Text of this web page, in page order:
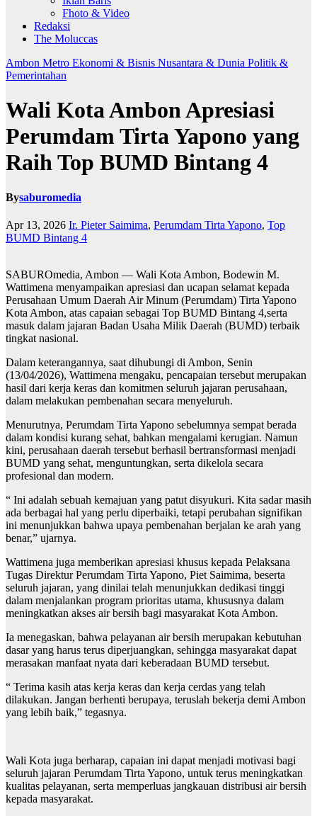
Fhoto & Video
Redaksi
The Moluccas
Ambon Metro Ekonomi & Bisnis Nusantara & Dunia Politik &
Pemerintahan
Wali Kota Ambon Apresiasi
Perumdam Tirta Yapono yang
Raih Top BUMD Bintang 4
Bysaburomedia
Apr 13, 2026 Ir. Pieter Saimima, Perumdam Tirta Yapono, Top
BUMD Bintang 4
SABUROmedia, Ambon — Wali Kota Ambon, Bodewin M.
Wattimena menyampaikan apresiasi dan ucapan selamat kepada
Perusahaan Umum Daerah Air Minum (Perumdam) Tirta Yapono
Kota Ambon, atas capaian sebagai Top BUMD Bintang 4,serta
masuk dalam jajaran Badan Usaha Milik Daerah (BUMD) terbaik
tingkat nasional.
Dalam keterangannya, saat dihubungi di Ambon, Senin
(13/04/2026), Wattimena mengaku, pencapaian tersebut merupakan
hasil dari kerja keras dan komitmen seluruh jajaran perusahaan,
dalam melakukan pembenahan secara menyeluruh.
Menurutnya, Perumdam Tirta Yapono sebelumnya sempat berada
dalam kondisi kurang sehat, bahkan mengalami kerugian. Namun
kini, perusahaan daerah tersebut berhasil bertransformasi menjadi
BUMD yang sehat, menguntungkan, serta dikelola secara
profesional dan modern.
“ Ini adalah sebuah kemajuan yang patut disyukuri. Kita sadar masih
ada berbagai hal yang perlu diperbaiki, tetapi perubahan signifikan
ini menunjukkan bahwa upaya pembenahan berjalan ke arah yang
benar,” ujarnya.
Wattimena juga memberikan apresiasi khusus kepada Pelaksana
Tugas Direktur Perumdam Tirta Yapono, Piet Saimima, beserta
seluruh jajaran, yang dinilai telah menunjukkan dedikasi tinggi
dalam menjalankan program prioritas utama, khususnya dalam
meningkatkan akses air bersih bagi masyarakat Kota Ambon.
Ia menegaskan, bahwa pelayanan air bersih merupakan kebutuhan
dasar yang harus terus diperjuangkan, sehingga masyarakat dapat
merasakan manfaat nyata dari keberadaan BUMD tersebut.
“ Terima kasih atas kerja keras dan kerja cerdas yang telah
dilakukan. Jangan berhenti berupaya, teruslah bekerja demi Ambon
yang lebih baik,” tegasnya.
Wali Kota juga berharap, capaian ini dapat menjadi motivasi bagi
seluruh jajaran Perumdam Tirta Yapono, untuk terus meningkatkan
kualitas pelayanan, serta memperluas jangkauan distribusi air bersih
kepada masyarakat.